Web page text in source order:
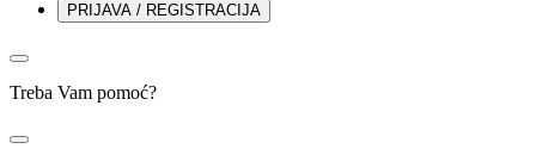
PRIJAVA / REGISTRACIJA
Treba Vam pomoć?